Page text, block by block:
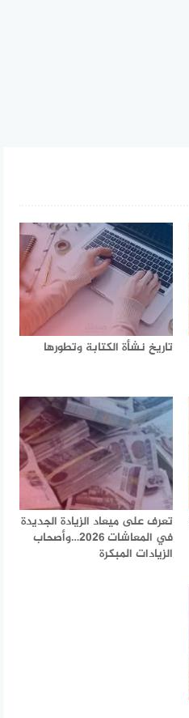
تاريخ نشأة الكتابة وتطورها
تعرف على ميعاد الزيادة الجديدة
في المعاشات 2026…وأصحاب
الزيادات المبكرة